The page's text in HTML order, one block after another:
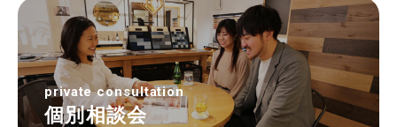
private consultation
個別相談会